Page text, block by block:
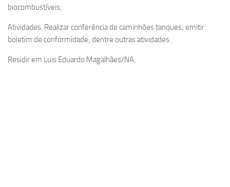
biocombustíveis;
Atividades: Realizar conferência de caminhões tanques; emitir
boletim de conformidade; dentre outras atividades.
Residir em Luis Eduardo Magalhães/NA.